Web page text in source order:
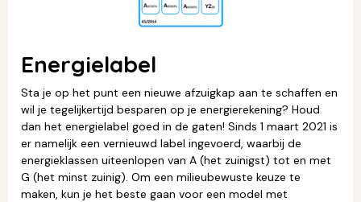
Energielabel
Sta je op het punt een nieuwe afzuigkap aan te schaffen en
wil je tegelijkertijd besparen op je energierekening? Houd
dan het energielabel goed in de gaten! Sinds 1 maart 2021 is
er namelijk een vernieuwd label ingevoerd, waarbij de
energieklassen uiteenlopen van A (het zuinigst) tot en met
G (het minst zuinig). Om een milieubewuste keuze te
maken, kun je het beste gaan voor een model met